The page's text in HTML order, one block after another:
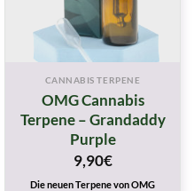
CANNABIS TERPENE
OMG Cannabis
Terpene – Grandaddy
Purple
9,90€
Die neuen Terpene von OMG